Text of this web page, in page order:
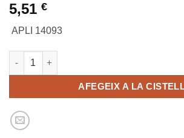
5,51 €
APLI 14093
quantitat de Pack 4 ovells de llana tons
AFEGEIX A LA